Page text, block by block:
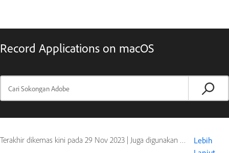
Record Applications on macOS
Terakhir dikemas kini pada 29 Nov 2023 | Juga digunakan pada Captivate
Lebih